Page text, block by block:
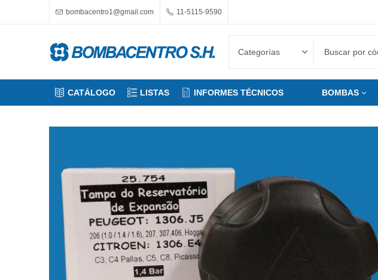
bombacentro1@gmail.com 11-5115-9590
CATÁLOGO LISTAS INFORMES TÉCNICOS BOMBAS